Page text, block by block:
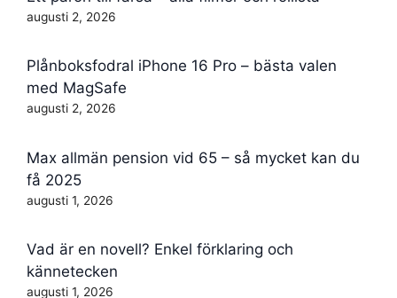
augusti 2, 2026
Plånboksfodral iPhone 16 Pro – bästa valen
med MagSafe
augusti 2, 2026
Max allmän pension vid 65 – så mycket kan du
få 2025
augusti 1, 2026
Vad är en novell? Enkel förklaring och
kännetecken
augusti 1, 2026